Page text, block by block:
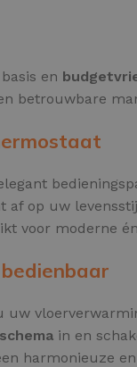
en
betrouwbare
af op uw
voor moderne
uw
in en
harmonieuze